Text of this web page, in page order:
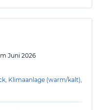
Juni 2026
Klimaanlage (warm/kalt),